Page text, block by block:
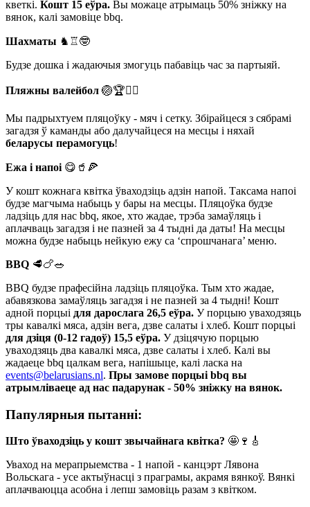
кветкі. Кошт 15 еўра. Вы можаце атрымаць 50% зніжку на
вянок, калі замовіце bbq.
Шахматы ♞♖🤓
Будзе дошка і жадаючыя змогуць пабавіць час за партыяй.
Пляжны валейбол 🏐🏆🤾‍♀️
Мы падрыхтуем пляцоўку - мяч і сетку. Збірайцеся з сябрамі
загадзя ў каманды або далучайцеся на месцы і няхай
беларусы перамогуць!
Ежа і напоі 😋🥤🍕
У кошт кожнага квітка ўваходзіць адзін напой. Таксама напоі
будзе магчыма набыць у бары на месцы. Пляцоўка будзе
ладзіць для нас bbq, якое, хто жадае, трэба замаўляць і
аплачваць загадзя і не пазней за 4 тыдні да даты! На месцы
можна будзе набыць нейкую ежу са ‘спрошчанага’ меню.
BBQ 🥩🍗🥗
BBQ будзе прафесійна ладзіць пляцоўка. Тым хто жадае,
абавязкова замаўляць загадзя і не пазней за 4 тыдні! Кошт
адной порцыі для дарослага 26,5 еўра. У порцыю уваходзяць
тры кавалкі мяса, адзін вега, дзве салаты і хлеб. Кошт порцыі
для дзіця (0-12 гадоў) 15,5 еўра. У дзіцячую порцыю
уваходзяць два кавалкі мяса, дзве салаты і хлеб. Калі вы
жадаеце bbq цалкам вега, напішыце, калі ласка на
events@belarusians.nl. Пры замове порцыі bbq вы
атрымліваеце ад нас падарунак - 50% зніжку на вянок.
Папулярныя пытанні:
Што ўваходзіць у кошт звычайнага квітка? 🤩🍷🎸
Уваход на мерапрыемства - 1 напой - канцэрт Лявона
Вольскага - усе актыўнасці з праграмы, акрамя вянкоў. Вянкі
аплачваюцца асобна і лепш замовіць разам з квітком.